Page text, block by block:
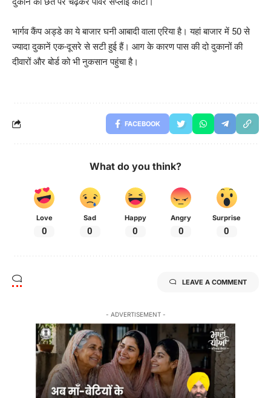
भार्गव कैंप अड्डे का ये बाजार घनी आबादी वाला एरिया है। यहां बाजार में 50 से
ज्यादा दुकानें एक-दूसरे से सटी हुई हैं। आग के कारण पास की दो दुकानों की
दीवारों और बोर्ड को भी नुकसान पहुंचा है।
FACEBOOK
What do you think?
Love
0
Sad
0
Happy
0
Angry
0
Surprise
0
LEAVE A COMMENT
- ADVERTISEMENT -